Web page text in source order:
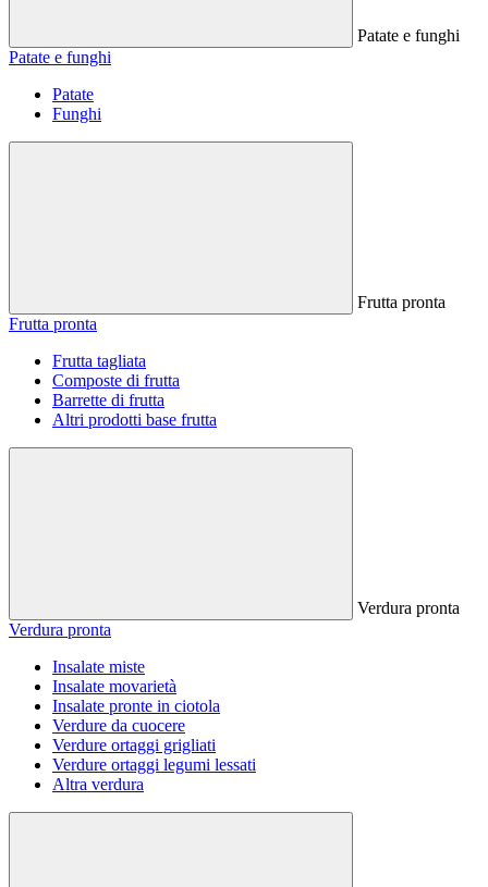
Patate e funghi
Patate e funghi
Patate
Funghi
Frutta pronta
Frutta pronta
Frutta tagliata
Composte di frutta
Barrette di frutta
Altri prodotti base frutta
Verdura pronta
Verdura pronta
Insalate miste
Insalate movarietà
Insalate pronte in ciotola
Verdure da cuocere
Verdure ortaggi grigliati
Verdure ortaggi legumi lessati
Altra verdura